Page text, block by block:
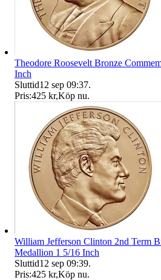
Theodore Roosevelt Bronze
Inch
Sluttid12 sep 09:37.
Pris:425 kr,Köp nu.
William Jefferson Clinton 2nd Term
Medallion 1 5/16 Inch
Sluttid12 sep 09:39.
Pris:425 kr,Köp nu.